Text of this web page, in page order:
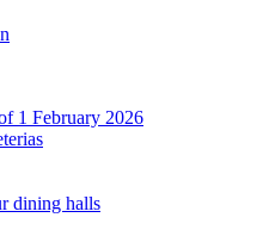
1 February 2026
dining halls